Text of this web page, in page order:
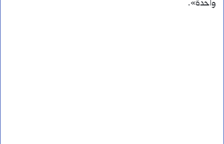
واحدة».